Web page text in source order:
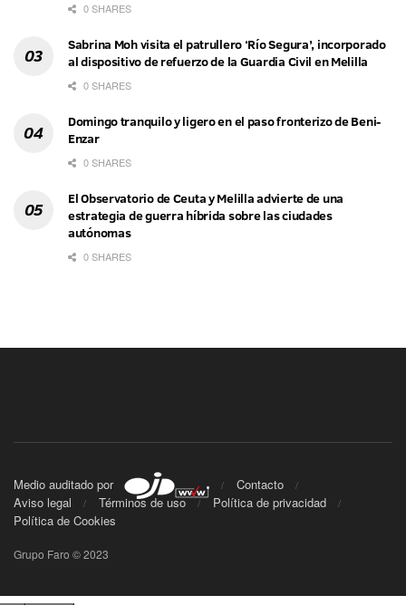
0 SHARES
Sabrina Moh visita el patrullero ‘Río Segura’, incorporado
al dispositivo de refuerzo de la Guardia Civil en Melilla
0 SHARES
Domingo tranquilo y ligero en el paso fronterizo de Beni-
Enzar
0 SHARES
El Observatorio de Ceuta y Melilla advierte de una
estrategia de guerra híbrida sobre las ciudades
autónomas
0 SHARES
Medio auditado por
Contacto
Aviso legal
Términos de uso
Política de privacidad
Política de Cookies
Grupo Faro © 2023